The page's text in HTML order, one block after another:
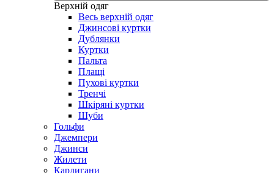
Верхній одяг
Весь верхній одяг
Джинсові куртки
Дублянки
Куртки
Пальта
Плащі
Пухові куртки
Тренчі
Шкіряні куртки
Шуби
Гольфи
Джемпери
Джинси
Жилети
Кардигани